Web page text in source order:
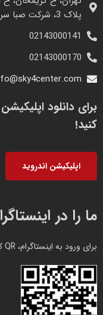
پلاک 3، شرکت صبا سرویس آریا
02143000141
02143000170
کنید!
اپلیکیشن اندروید
ما را در
برای ورود به اینستاگرام، QR کد زیر را اسکن کنید و یا روی آن کلیک کنید.